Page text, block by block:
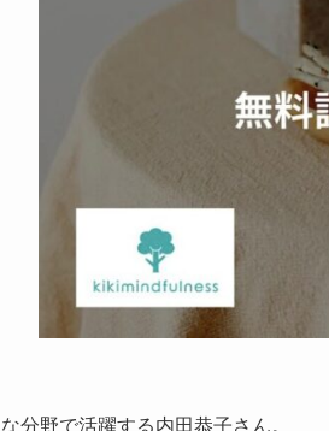
分野で活躍する内田恭子さん。